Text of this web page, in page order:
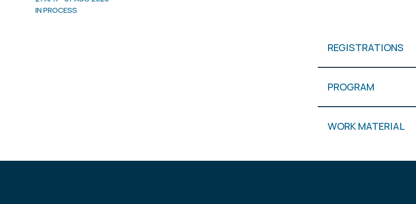
IN PROCESS
REGISTRATIONS
PROGRAM
WORK MATERIAL